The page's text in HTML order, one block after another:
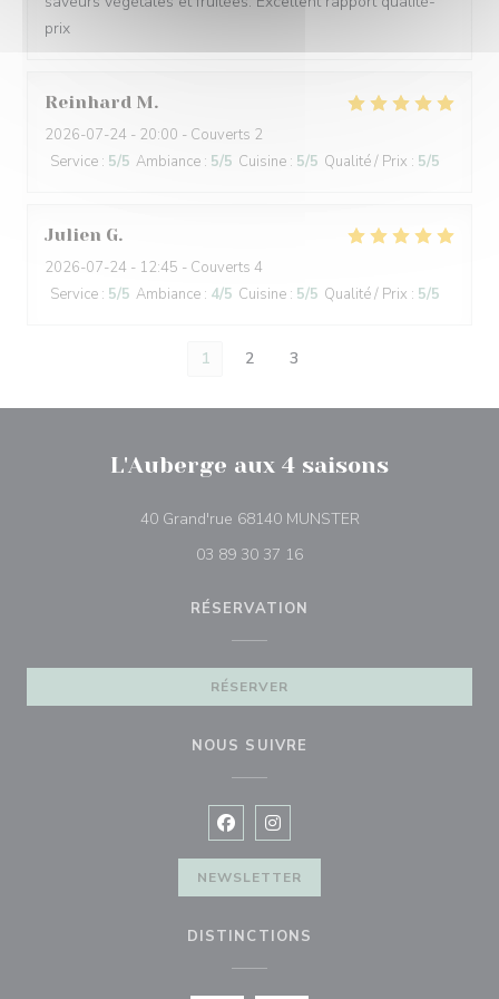
prix
Reinhard M
2026-07-24 - 20:00 - Couverts 2
Service : 5/5 Ambiance : 5/5 Cuisine : 5/5 Qualité / Prix : 5/5
Julien G
2026-07-24 - 12:45 - Couverts 4
Service : 5/5 Ambiance : 4/5 Cuisine : 5/5 Qualité / Prix : 5/5
1 2 3
L'Auberge aux 4 saisons
40 Grand'rue 68140 MUNSTER((ouvre une
03 89 30 37 16
RÉSERVATION
RÉSERVER
NOUS SUIVRE
Facebook ((ouvre une nouvelle
Instagram ((ouvre une
NEWSLETTER
DISTINCTIONS